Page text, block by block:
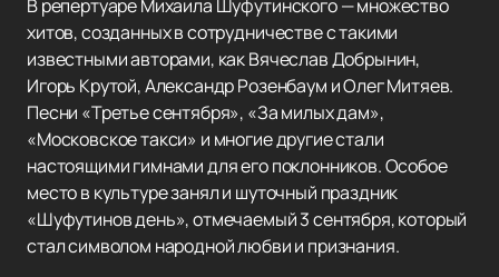
В репертуаре Михаила Шуфутинского — множество
хитов, созданных в сотрудничестве с такими
известными авторами, как Вячеслав Добрынин,
Игорь Крутой, Александр Розенбаум и Олег Митяев.
Песни «Третье сентября», «За милых дам»,
«Московское такси» и многие другие стали
настоящими гимнами для его поклонников. Особое
место в культуре занял и шуточный праздник
«Шуфутинов день», отмечаемый 3 сентября, который
стал символом народной любви и признания.